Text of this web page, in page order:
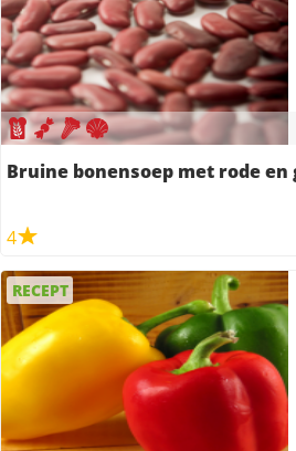
Bruine bonensoep met rode
4
RECEPT